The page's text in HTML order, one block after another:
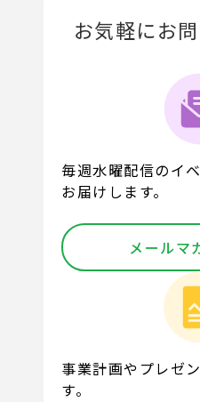
お気軽にお
毎週水曜配信のイ
お届けします。
メールマ
事業計画やプレゼ
す。